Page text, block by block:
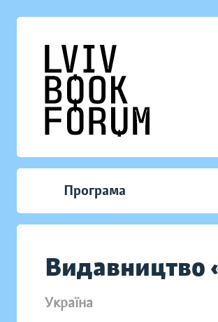
Програма
Видавництво
Україна